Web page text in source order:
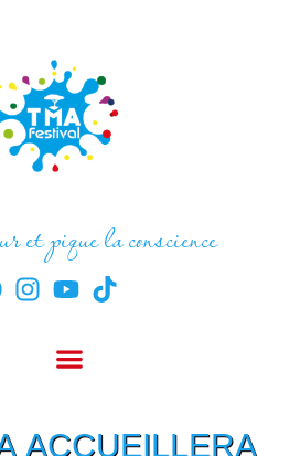
et pique la conscience
ACCUEILLERA